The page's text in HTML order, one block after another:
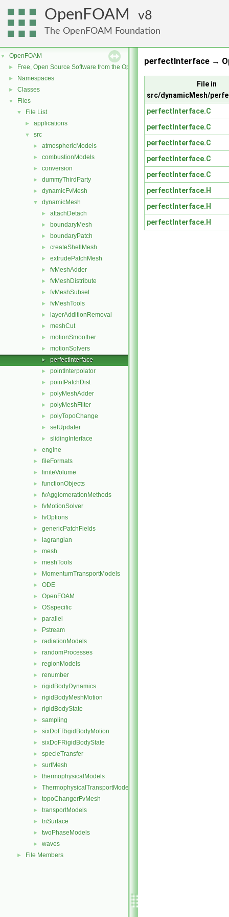
OpenFOAM 8
The OpenFOAM Foundation
▼ OpenFOAM
► Free, Open Source Software from the OpenFOAM Foundation
► Namespaces
► Classes
▼ Files
▼ File List
► applications
▼ src
► atmosphericModels
► combustionModels
► conversion
► dummyThirdParty
► dynamicFvMesh
▼ dynamicMesh
► attachDetach
► boundaryMesh
► boundaryPatch
► createShellMesh
► extrudePatchMesh
► fvMeshAdder
► fvMeshDistribute
► fvMeshSubset
► fvMeshTools
► layerAdditionRemoval
► meshCut
► motionSmoother
► motionSolvers
► perfectInterface
► pointInterpolator
► pointPatchDist
► polyMeshAdder
► polyMeshFilter
► polyTopoChange
► setUpdater
► slidingInterface
► engine
► fileFormats
► finiteVolume
► functionObjects
► fvAgglomerationMethods
► fvMotionSolver
► fvOptions
► genericPatchFields
► lagrangian
► mesh
► meshTools
► MomentumTransportModels
► ODE
► OpenFOAM
► OSspecific
► parallel
► Pstream
► radiationModels
► randomProcesses
► regionModels
► renumber
► rigidBodyDynamics
► rigidBodyMeshMotion
► rigidBodyState
► sampling
► sixDoFRigidBodyMotion
► sixDoFRigidBodyState
► specieTransfer
► surfMesh
► thermophysicalModels
► ThermophysicalTransportModels
► topoChangerFvMesh
► transportModels
► triSurface
► twoPhaseModels
► waves
► File Members
perfectInterface →
File in
src/dynamicMesh/
perfectInterface.C
perfectInterface.C
perfectInterface.C
perfectInterface.C
perfectInterface.C
perfectInterface.H
perfectInterface.H
perfectInterface.H